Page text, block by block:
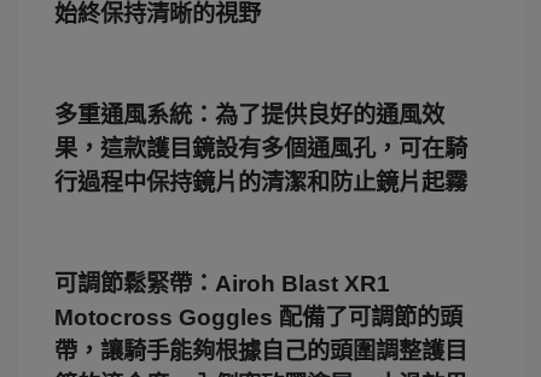
始終保持清晰的視野
多重通風系統：為了提供良好的通風效
果，這款護目鏡設有多個通風孔，可在騎
行過程中保持鏡片的清潔和防止鏡片起霧
可調節鬆緊帶：Airoh Blast XR1
Motocross Goggles 配備了可調節的頭
帶，讓騎手能夠根據自己的頭圍調整護目